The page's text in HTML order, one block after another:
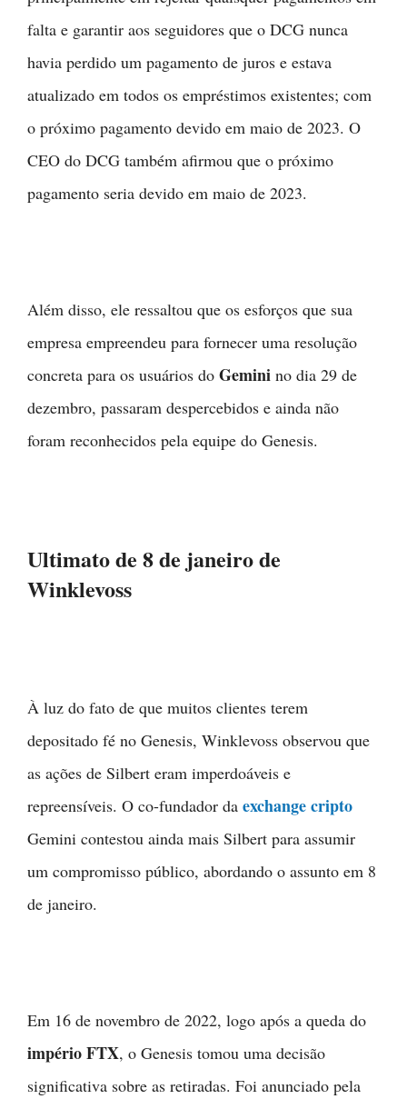
falta e garantir aos seguidores que o DCG nunca
havia perdido um pagamento de juros e estava
atualizado em todos os empréstimos existentes; com
o próximo pagamento devido em maio de 2023. O
CEO do DCG também afirmou que o próximo
pagamento seria devido em maio de 2023.
Além disso, ele ressaltou que os esforços que sua
empresa empreendeu para fornecer uma resolução
concreta para os usuários do Gemini no dia 29 de
dezembro, passaram despercebidos e ainda não
foram reconhecidos pela equipe do Genesis.
Ultimato de 8 de janeiro de
Winklevoss
À luz do fato de que muitos clientes terem
depositado fé no Genesis, Winklevoss observou que
as ações de Silbert eram imperdoáveis e
repreensíveis. O co-fundador da exchange cripto
Gemini contestou ainda mais Silbert para assumir
um compromisso público, abordando o assunto em 8
de janeiro.
Em 16 de novembro de 2022, logo após a queda do
império FTX, o Genesis tomou uma decisão
significativa sobre as retiradas. Foi anunciado pela